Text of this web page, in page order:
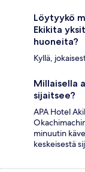
Löytyykö
Ekikita
huoneita?
Kyllä,
Millaisella
sijaitsee?
APA Hotel
minuutin
keskeisestä